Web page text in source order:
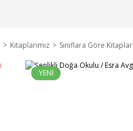
Kitaplarımız Sınıflara Göre Kitaplar
YENİ